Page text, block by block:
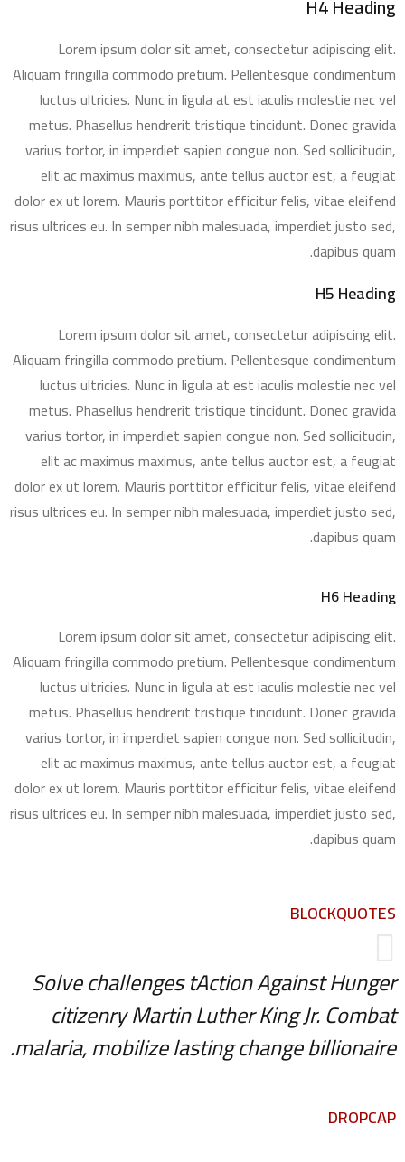
H4 Heading
Lorem ipsum dolor sit amet, consectetur adipiscing elit.
Aliquam fringilla commodo pretium. Pellentesque condimentum
luctus ultricies. Nunc in ligula at est iaculis molestie nec vel
metus. Phasellus hendrerit tristique tincidunt. Donec gravida
varius tortor, in imperdiet sapien congue non. Sed sollicitudin,
elit ac maximus maximus, ante tellus auctor est, a feugiat
dolor ex ut lorem. Mauris porttitor efficitur felis, vitae eleifend
risus ultrices eu. In semper nibh malesuada, imperdiet justo sed,
dapibus quam.
H5 Heading
Lorem ipsum dolor sit amet, consectetur adipiscing elit.
Aliquam fringilla commodo pretium. Pellentesque condimentum
luctus ultricies. Nunc in ligula at est iaculis molestie nec vel
metus. Phasellus hendrerit tristique tincidunt. Donec gravida
varius tortor, in imperdiet sapien congue non. Sed sollicitudin,
elit ac maximus maximus, ante tellus auctor est, a feugiat
dolor ex ut lorem. Mauris porttitor efficitur felis, vitae eleifend
risus ultrices eu. In semper nibh malesuada, imperdiet justo sed,
dapibus quam.
H6 Heading
Lorem ipsum dolor sit amet, consectetur adipiscing elit.
Aliquam fringilla commodo pretium. Pellentesque condimentum
luctus ultricies. Nunc in ligula at est iaculis molestie nec vel
metus. Phasellus hendrerit tristique tincidunt. Donec gravida
varius tortor, in imperdiet sapien congue non. Sed sollicitudin,
elit ac maximus maximus, ante tellus auctor est, a feugiat
dolor ex ut lorem. Mauris porttitor efficitur felis, vitae eleifend
risus ultrices eu. In semper nibh malesuada, imperdiet justo sed,
dapibus quam.
BLOCKQUOTES
Solve challenges tAction Against Hunger
citizenry Martin Luther King Jr. Combat
malaria, mobilize lasting change billionaire.
DROPCAP